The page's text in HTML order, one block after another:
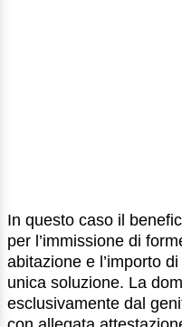
In questo caso il
per l’immissione di
abitazione e l’importo
unica soluzione. La
esclusivamente dal